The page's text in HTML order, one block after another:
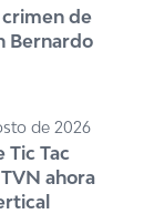
de
Bernardo
de 2026
Tic Tac
ahora